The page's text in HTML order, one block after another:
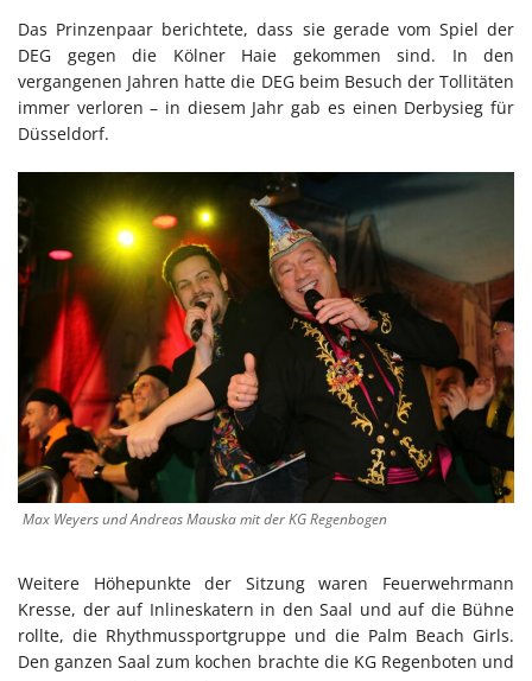
Das Prinzenpaar berichtete, dass sie gerade vom Spiel der
DEG gegen die Kölner Haie gekommen sind. In den
vergangenen Jahren hatte die DEG beim Besuch der Tollitäten
immer verloren – in diesem Jahr gab es einen Derbysieg für
Düsseldorf.
Max Weyers und Andreas Mauska mit der KG Regenbogen
Weitere Höhepunkte der Sitzung waren Feuerwehrmann
Kresse, der auf Inlineskatern in den Saal und auf die Bühne
rollte, die Rhythmussportgruppe und die Palm Beach Girls.
Den ganzen Saal zum kochen brachte die KG Regenboten und